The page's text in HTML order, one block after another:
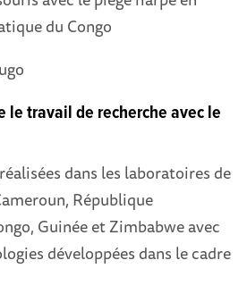
du Congo
le travail de recherche avec le
dans les laboratoires de
République
Guinée et Zimbabwe avec
développées dans le cadre